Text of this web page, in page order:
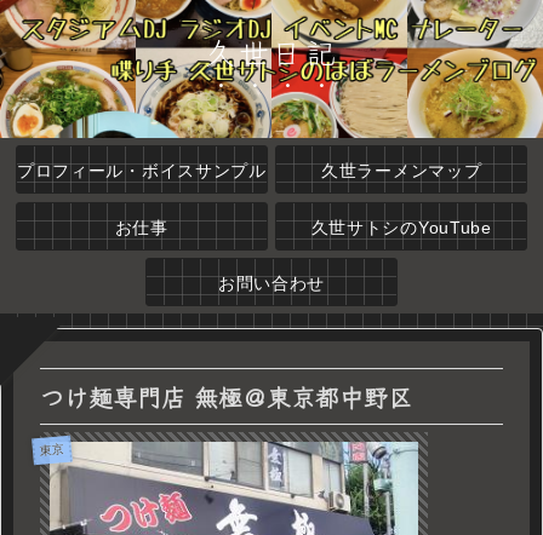
久世日記
プロフィール・ボイスサンプル 久世ラーメンマップ
お仕事 久世サトシのYouTube
お問い合わせ
つけ麺専門店 無極＠東京都中野区
東京